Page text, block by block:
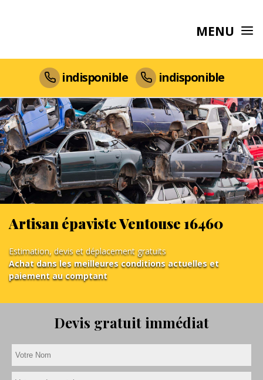
MENU
indisponible indisponible
Artisan épaviste Ventouse 16460
Estimation, devis et déplacement gratuits
Achat dans les meilleures conditions actuelles et
paiement au comptant
Devis gratuit immédiat